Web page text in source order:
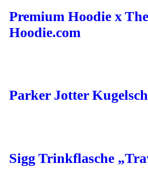
Premium Hoodie x
Hoodie.com
Parker Jotter
Sigg Trinkflasche